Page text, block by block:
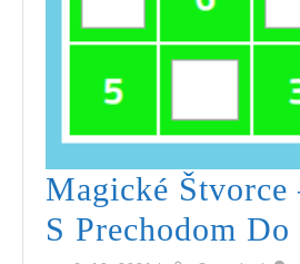
Magické Štvorce
S Prechodom Do